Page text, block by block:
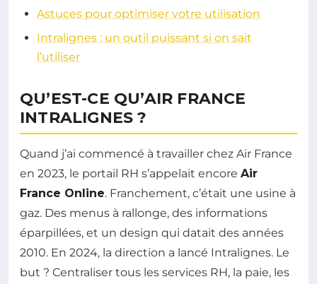
Astuces pour optimiser votre utilisation
Intralignes : un outil puissant si on sait
l’utiliser
QU’EST-CE QU’AIR FRANCE
INTRALIGNES ?
Quand j’ai commencé à travailler chez Air France
en 2023, le portail RH s’appelait encore Air
France Online. Franchement, c’était une usine à
gaz. Des menus à rallonge, des informations
éparpillées, et un design qui datait des années
2010. En 2024, la direction a lancé Intralignes. Le
but ? Centraliser tous les services RH, la paie, les